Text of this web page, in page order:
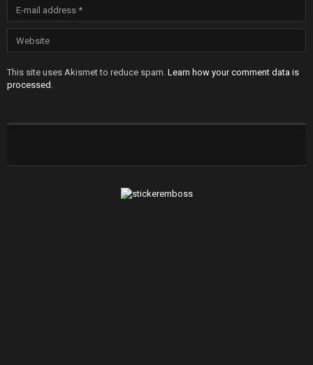
This site uses Akismet to reduce spam. Learn how your comment data is
processed .